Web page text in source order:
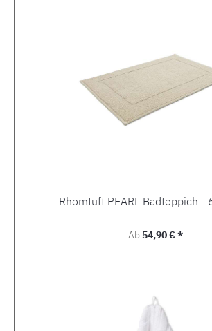
Rhomtuft PEARL Badteppich -
Regulärer Preis:
Ab 54,90 € *